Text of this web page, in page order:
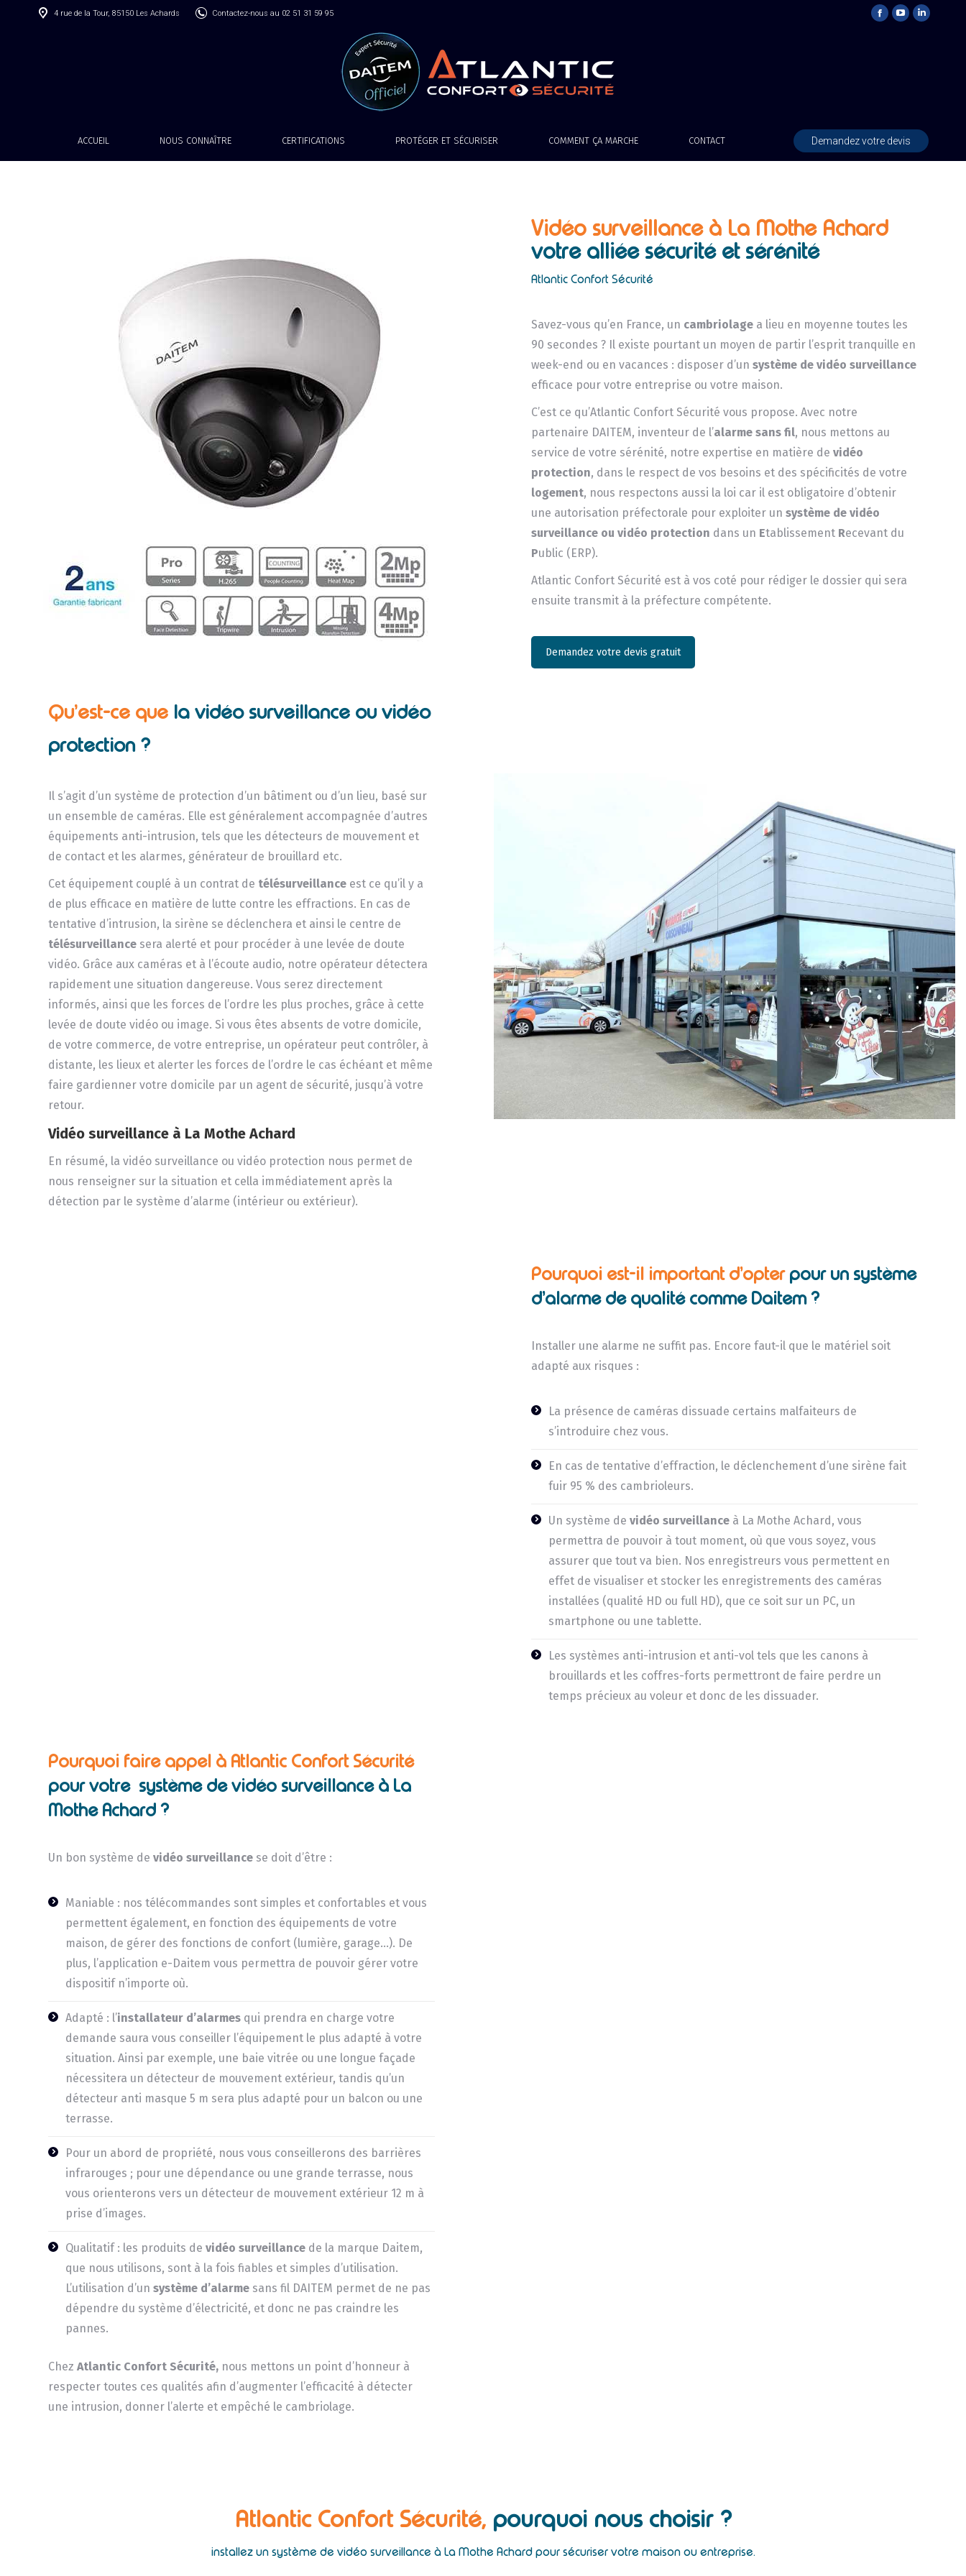
4 rue de la Tour, 85150 Les Achards Contactez-nous au 02 51 31 59 95
ACCUEIL NOUS CONNAÎTRE CERTIFICATIONS PROTÉGER ET SÉCURISER COMMENT ÇA MARCHE CONTACT Demandez votre devis
Vidéo surveillance à La Mothe Achard
votre alliée sécurité et sérénité
Atlantic Confort Sécurité
Savez-vous qu’en France, un cambriolage a lieu en moyenne toutes les
90 secondes ? Il existe pourtant un moyen de partir l’esprit tranquille en
week-end ou en vacances : disposer d’unsystème de vidéo surveillance
efficace pour votre entreprise ou votre maison.
C’est ce qu’Atlantic Confort Sécurité vous propose. Avec notre
partenaire DAITEM, inventeur de l’alarme sans fil, nous mettons au
service de votre sérénité, notre expertise en matière devidéo
protection, dans le respect de vos besoins et des spécificités de votre
logement, nous respectons aussi la loi car il est obligatoire d’obtenir
une autorisation préfectorale pour exploiter unsystème de vidéo
surveillance ou vidéo protection dans un Etablissement Recevant du
Public (ERP).
Atlantic Confort Sécurité est à vos coté pour rédiger le dossier qui sera
ensuite transmit à la préfecture compétente.
Demandez votre devis gratuit
Qu’est-ce que la vidéo surveillance ou vidéo
protection ?
Il s’agit d’un système de protection d’un bâtiment ou d’un lieu, basé sur
un ensemble de caméras. Elle est généralement accompagnée d’autres
équipements anti-intrusion, tels que les détecteurs de mouvement et
de contact et les alarmes, générateur de brouillard etc.
Cet équipement couplé à un contrat de télésurveillance est ce qu’il y a
de plus efficace en matière de lutte contre les effractions. En cas de
tentative d’intrusion, la sirène se déclenchera et ainsi le centre de
télésurveillance sera alerté et pour procéder à une levée de doute
vidéo. Grâce aux caméras et à l’écoute audio, notre opérateur détectera
rapidement une situation dangereuse. Vous serez directement
informés, ainsi que les forces de l’ordre les plus proches, grâce à cette
levée de doute vidéo ou image. Si vous êtes absents de votre domicile,
de votre commerce, de votre entreprise, un opérateur peut contrôler, à
distante, les lieux et alerter les forces de l’ordre le cas échéant et même
faire gardienner votre domicile par un agent de sécurité, jusqu’à votre
retour.
Vidéo surveillance à La Mothe Achard
En résumé, la vidéo surveillance ou vidéo protection nous permet de
nous renseigner sur la situation et cella immédiatement après la
détection par le système d’alarme (intérieur ou extérieur).
Pourquoi est-il important d’opter pour un système
d’alarme de qualité comme Daitem ?
Installer une alarme ne suffit pas. Encore faut-il que le matériel soit
adapté aux risques :
La présence de caméras dissuade certains malfaiteurs de
s’introduire chez vous.
En cas de tentative d’effraction, le déclenchement d’une sirène fait
fuir 95 % des cambrioleurs.
Un système devidéo surveillance à La Mothe Achard, vous
permettra de pouvoir à tout moment, où que vous soyez, vous
assurer que tout va bien. Nos enregistreurs vous permettent en
effet de visualiser et stocker les enregistrements des caméras
installées (qualité HD ou full HD), que ce soit sur un PC, un
smartphone ou une tablette.
Les systèmes anti-intrusion et anti-vol tels que les canons à
brouillards et les coffres-forts permettront de faire perdre un
temps précieux au voleur et donc de les dissuader.
Pourquoi faire appel à Atlantic Confort Sécurité
pour votre système de vidéo surveillance à La
Mothe Achard ?
Un bon système devidéo surveillance se doit d’être :
Maniable : nos télécommandes sont simples et confortables et vous
permettent également, en fonction des équipements de votre
maison, de gérer des fonctions de confort (lumière, garage…). De
plus, l’application e-Daitem vous permettra de pouvoir gérer votre
dispositif n’importe où.
Adapté : l’installateur d’alarmes qui prendra en charge votre
demande saura vous conseiller l’équipement le plus adapté à votre
situation. Ainsi par exemple, une baie vitrée ou une longue façade
nécessitera un détecteur de mouvement extérieur, tandis qu’un
détecteur anti masque 5 m sera plus adapté pour un balcon ou une
terrasse.
Pour un abord de propriété, nous vous conseillerons des barrières
infrarouges ; pour une dépendance ou une grande terrasse, nous
vous orienterons vers un détecteur de mouvement extérieur 12 m à
prise d’images.
Qualitatif : les produits devidéo surveillance de la marque Daitem,
que nous utilisons, sont à la fois fiables et simples d’utilisation.
L’utilisation d’unsystème d’alarme sans fil DAITEM permet de ne pas
dépendre du système d’électricité, et donc ne pas craindre les
pannes.
Chez Atlantic Confort Sécurité, nous mettons un point d’honneur à
respecter toutes ces qualités afin d’augmenter l’efficacité à détecter
une intrusion, donner l’alerte et empêché le cambriolage.
Atlantic Confort Sécurité, pourquoi nous choisir ?
installez un système de vidéo surveillance à La Mothe Achard pour sécuriser votre maison ou entreprise.